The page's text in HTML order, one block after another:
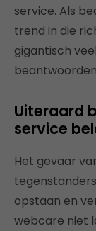
service. Als
trend in die
gigantisch
Uiteraard
service
Het gevaar
opstaan en
webcare niet